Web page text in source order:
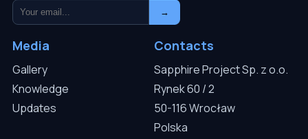
→
Media
Gallery
Knowledge
Updates
Contacts
Sapphire Project Sp. z o.o.
Rynek 60 / 2
50-116 Wrocław
Polska